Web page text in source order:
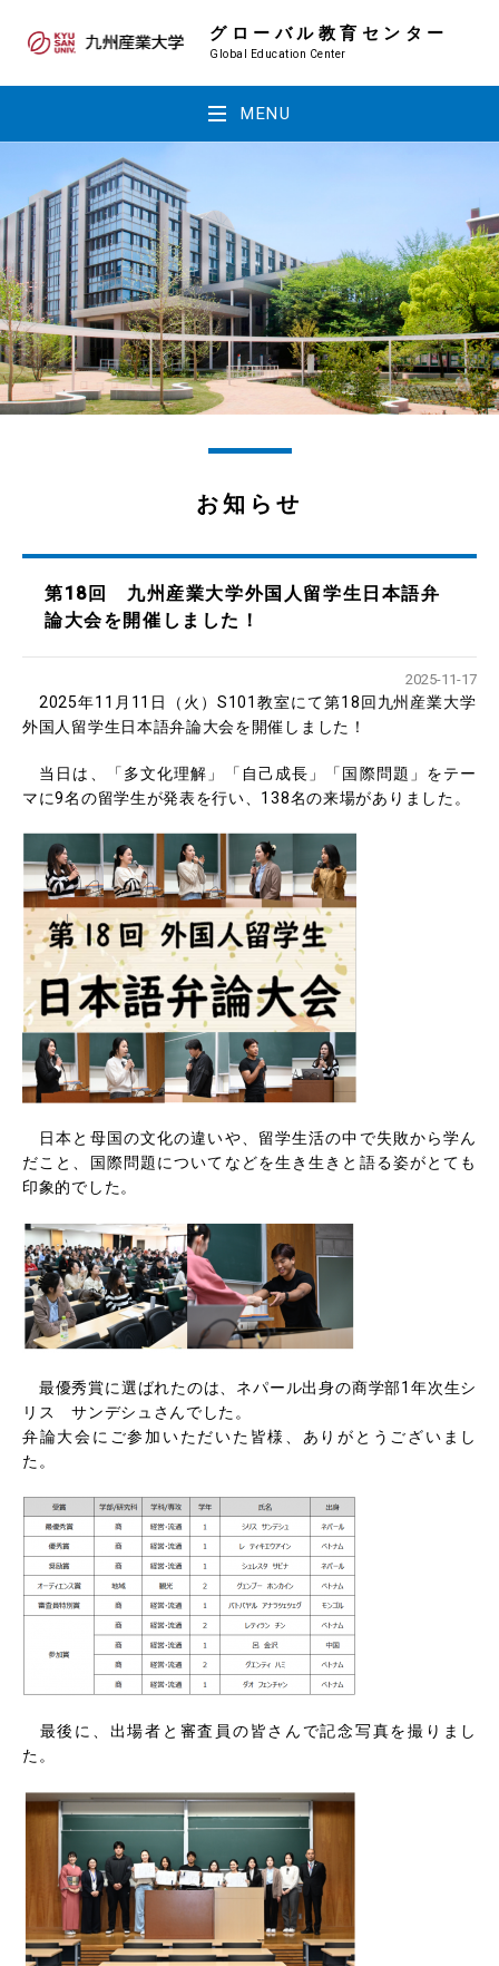
グローバル教育センター
Global Education Center
MENU
お知らせ
第18回 九州産業大学外国人留学生日本語弁
論大会を開催しました！
2025-11-17
2025年11月11日（火）S101教室にて第18回九州産業大学
外国人留学生日本語弁論大会を開催しました！
当日は、「多文化理解」「自己成長」「国際問題」をテー
マに9名の留学生が発表を行い、138名の来場がありました。
日本と母国の文化の違いや、留学生活の中で失敗から学ん
だこと、国際問題についてなどを生き生きと語る姿がとても
印象的でした。
最優秀賞に選ばれたのは、ネパール出身の商学部1年次生シ
リス サンデシュさんでした。
弁論大会にご参加いただいた皆様、ありがとうございまし
た。
最後に、出場者と審査員の皆さんで記念写真を撮りまし
た。